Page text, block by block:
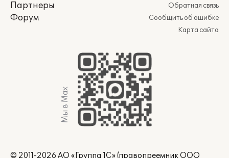
Партнеры
Форум
Обратная связь
Сообщить об ошибке
Карта сайта
Мы в Max
© 2011-2026 АО «Группа 1С» (правопреемник ООО